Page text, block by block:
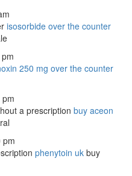
isosorbide over the counter
250 mg over the counter
a prescription buy aceon
pm
phenytoin uk buy